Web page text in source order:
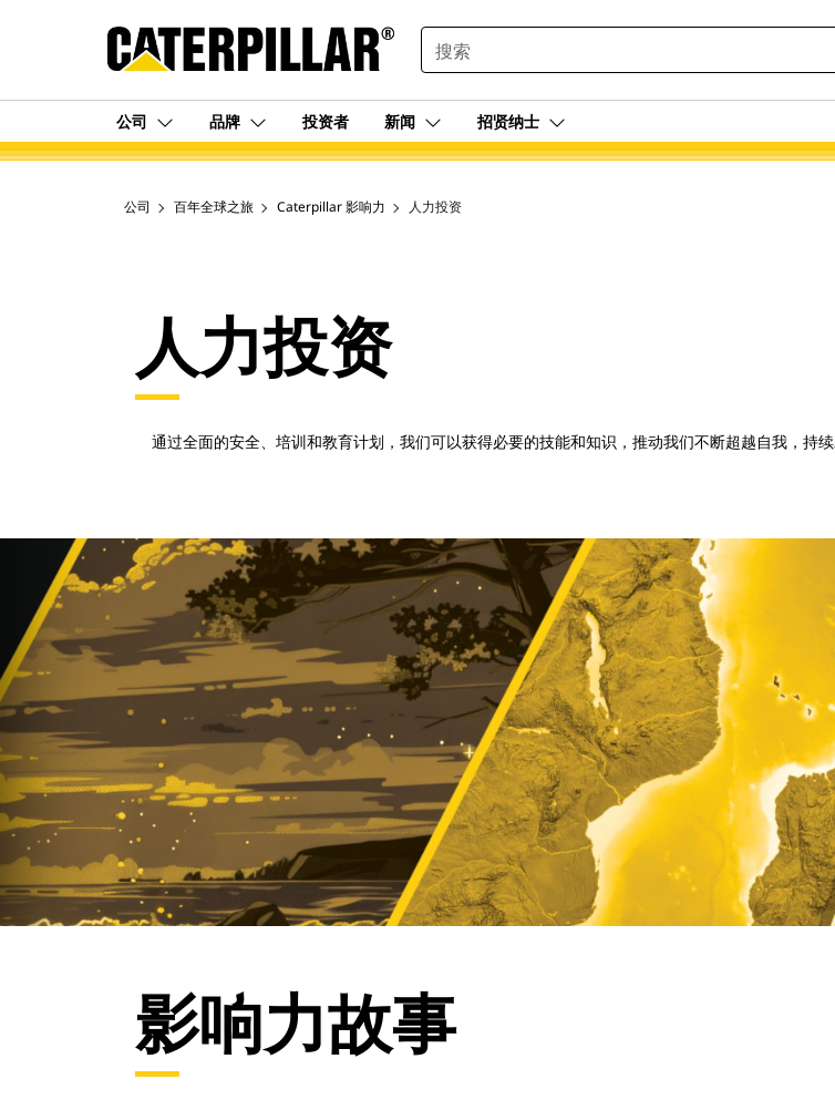
SEARCH
公司 品牌 投资者 新闻 招贤纳士
公司 百年全球之旅 Caterpillar 影响力 人力投资
人力投资
通过全面的安全、培训和教育计划，我们可以获得必要的技能和知识，推动我们不断超越自我，持
影响力故事